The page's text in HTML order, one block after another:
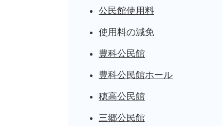
公民館使用料
使用料の減免
豊科公民館
豊科公民館ホール
穂高公民館
三郷公民館